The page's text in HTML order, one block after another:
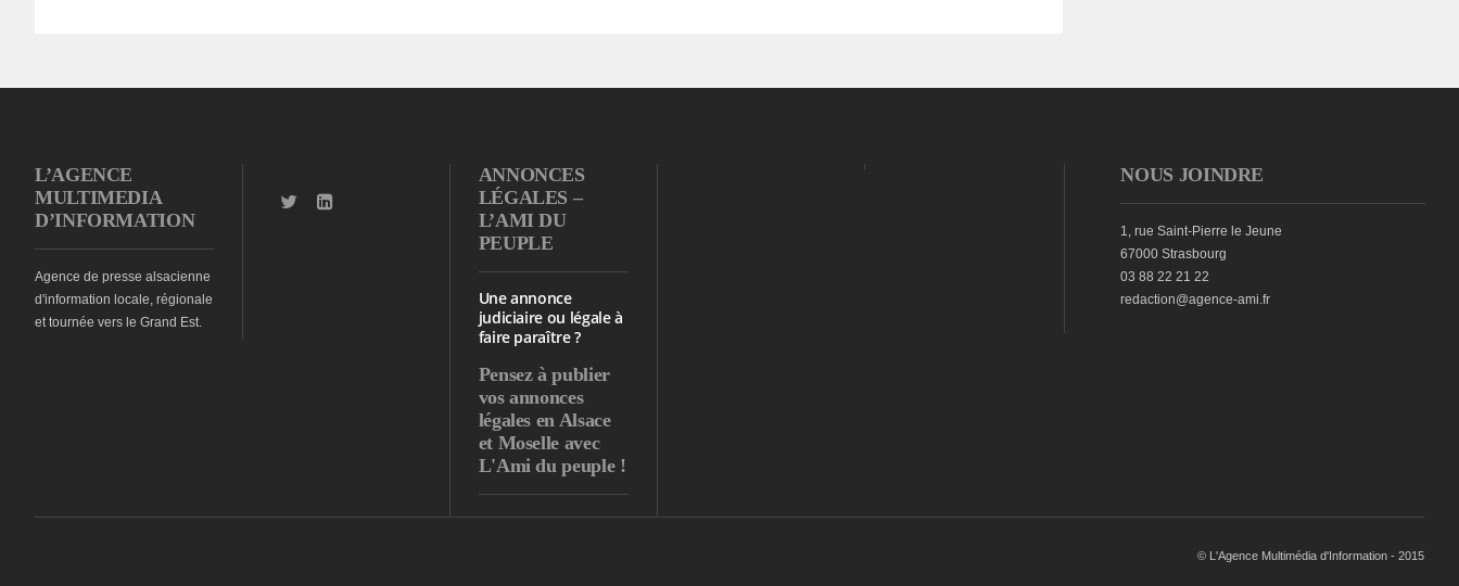
L’AGENCE
MULTIMEDIA
D’INFORMATION
Agence de presse alsacienne
d'information locale, régionale
et tournée vers le Grand Est.
ANNONCES
LÉGALES –
L’AMI DU
PEUPLE
Une annonce
judiciaire ou légale à
faire paraître ?
Pensez à publier
vos annonces
légales en Alsace
et Moselle avec
L'Ami du peuple !
NOUS JOINDRE
1, rue Saint-Pierre le Jeune
67000 Strasbourg
03 88 22 21 22
redaction@agence-ami.fr
© L'Agence Multimédia d'Information - 2015